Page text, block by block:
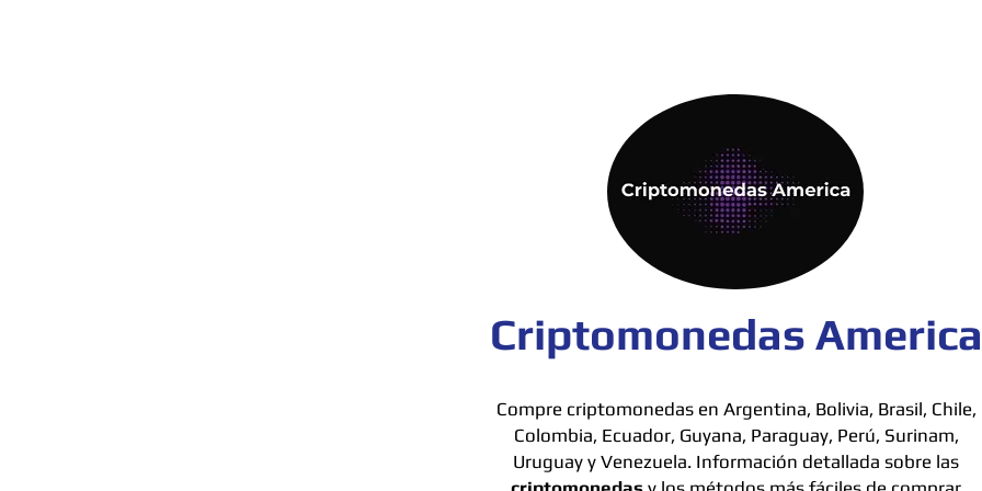
Criptomonedas America
Compre criptomonedas en Argentina, Bolivia, Brasil, Chile,
Colombia, Ecuador, Guyana, Paraguay, Perú, Surinam,
Uruguay y Venezuela. Información detallada sobre las